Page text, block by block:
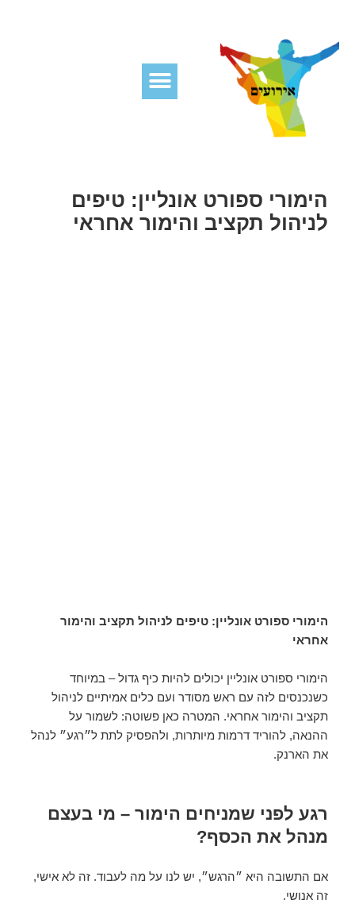
הימורי ספורט אונליין: טיפים
לניהול תקציב והימור אחראי
הימורי ספורט אונליין: טיפים לניהול תקציב והימור
אחראי
הימורי ספורט אונליין יכולים להיות כיף גדול – במיוחד
כשנכנסים לזה עם ראש מסודר ועם כלים אמיתיים לניהול
תקציב והימור אחראי. המטרה כאן פשוטה: לשמור על
ההנאה, להוריד דרמות מיותרות, ולהפסיק לתת ל״רגע״ לנהל
את הארנק.
רגע לפני שמניחים הימור – מי בעצם
מנהל את הכסף?
אם התשובה היא ״הרגש״, יש לנו על מה לעבוד. זה לא אישי,
זה אנושי.